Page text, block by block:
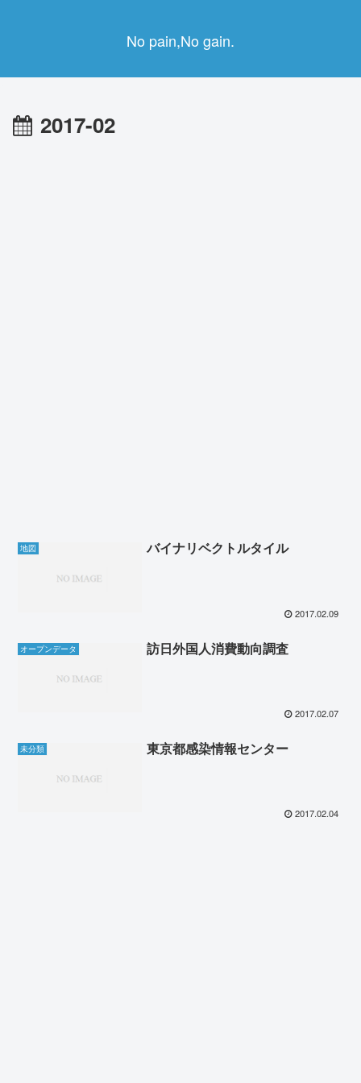
No pain,No gain.
2017-02
地図 バイナリベクトルタイル
2017.02.09
オープンデータ 訪日外国人消費動向調査
2017.02.07
未分類 東京都感染情報センター
2017.02.04